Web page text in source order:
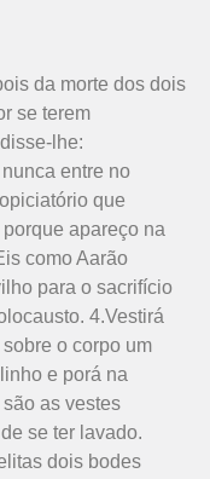
da morte dos dois
se terem
lhe:
entre no
que
apareço na
como Aarão
para o sacrifício
4.Vestirá
o corpo um
e porá na
as vestes
se ter lavado.
dois bodes